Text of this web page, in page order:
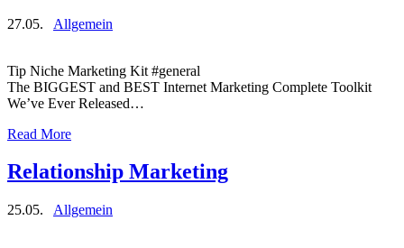
27.05. Allgemein
Tip Niche Marketing Kit #general
The BIGGEST and BEST Internet Marketing Complete Toolkit
We’ve Ever Released…
Read More
Relationship Marketing
25.05. Allgemein